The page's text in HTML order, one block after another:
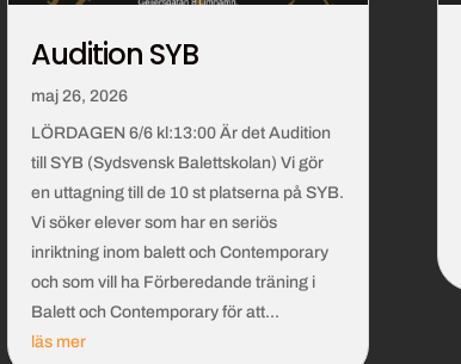
Audition SYB
maj 26, 2026
LÖRDAGEN 6/6 kl:13:00 Är det Audition
till SYB (Sydsvensk Balettskolan) Vi gör
en uttagning till de 10 st platserna på SYB.
Vi söker elever som har en seriös
inriktning inom balett och Contemporary
och som vill ha Förberedande träning i
Balett och Contemporary för att...
läs mer